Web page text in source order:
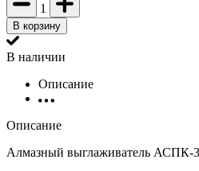
1
В корзину
В наличии
Описание
Описание
Алмазный выглаживатель